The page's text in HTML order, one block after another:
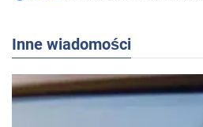
Inne wiadomości